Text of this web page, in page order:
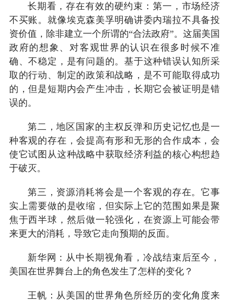
长期看，存在有效的硬约束：第一，市场经济
不买账。就像埃克森美孚明确讲委内瑞拉不具备投
资价值，除非建立一个所谓的“合法政府”。这届美国
政府的想象、对客观世界的认识在很多时候不准
确、不稳定，是有问题的。基于这种错误认知所采
取的行动、制定的政策和战略，是不可能取得成功
的，但是短期内会产生冲击，长期它会被证明是错
误的。
第二，地区国家的主权反弹和历史记忆也是一
种客观的存在，会提高有形和无形的合作成本，会
使它试图从这种战略中获取经济利益的核心构想趋
于破灭。
第三，资源消耗将会是一个客观的存在。它事
实上需要做的是收缩，但实际上它的范围如果是聚
焦于西半球，然后做一轮强化，在资源上可能会带
来更大的消耗，导致它走向预期的反面。
新华网：从中长期视角看，冷战结束后至今，
美国在世界舞台上的角色发生了怎样的变化？
王帆：从美国的世界角色所经历的变化角度来